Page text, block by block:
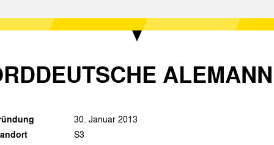
Pokal
30. Januar 2013
S3